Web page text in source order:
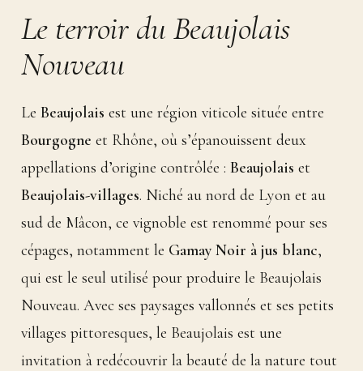
Le terroir du Beaujolais
Nouveau
Le Beaujolais est une région viticole située entre
Bourgogne et Rhône, où s’épanouissent deux
appellations d’origine contrôlée : Beaujolais et
Beaujolais-villages. Niché au nord de Lyon et au
sud de Mâcon, ce vignoble est renommé pour ses
cépages, notamment le Gamay Noir à jus blanc,
qui est le seul utilisé pour produire le Beaujolais
Nouveau. Avec ses paysages vallonnés et ses petits
villages pittoresques, le Beaujolais est une
invitation à redécouvrir la beauté de la nature tout